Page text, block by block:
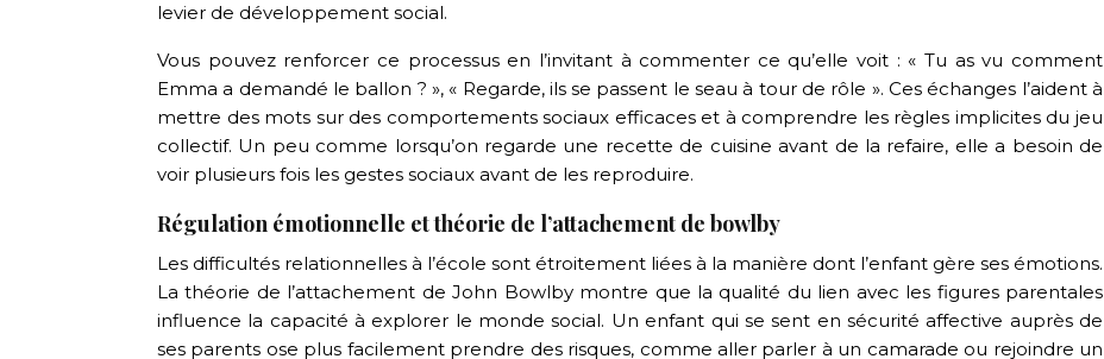
levier de développement social.
Vous pouvez renforcer ce processus en l’invitant à commenter ce qu’elle voit : « Tu as vu comment
Emma a demandé le ballon ? », « Regarde, ils se passent le seau à tour de rôle ». Ces échanges l’aident à
mettre des mots sur des comportements sociaux efficaces et à comprendre les règles implicites du jeu
collectif. Un peu comme lorsqu’on regarde une recette de cuisine avant de la refaire, elle a besoin de
voir plusieurs fois les gestes sociaux avant de les reproduire.
Régulation émotionnelle et théorie de l’attachement de bowlby
Les difficultés relationnelles à l’école sont étroitement liées à la manière dont l’enfant gère ses émotions.
La théorie de l’attachement de John Bowlby montre que la qualité du lien avec les figures parentales
influence la capacité à explorer le monde social. Un enfant qui se sent en sécurité affective auprès de
ses parents ose plus facilement prendre des risques, comme aller parler à un camarade ou rejoindre un